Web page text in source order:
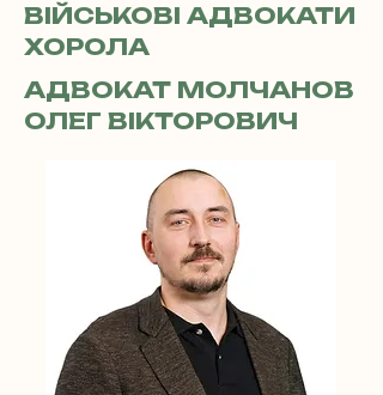
ВІЙСЬКОВІ АДВОКАТИ
ХОРОЛА
АДВОКАТ МОЛЧАНОВ
ОЛЕГ ВІКТОРОВИЧ